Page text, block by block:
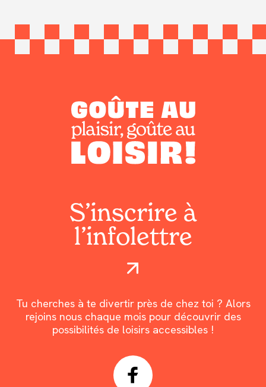
S’inscrire à
l’infolettre
Tu cherches à te divertir près de chez toi ? Alors
rejoins nous chaque mois pour découvrir des
possibilités de loisirs accessibles !